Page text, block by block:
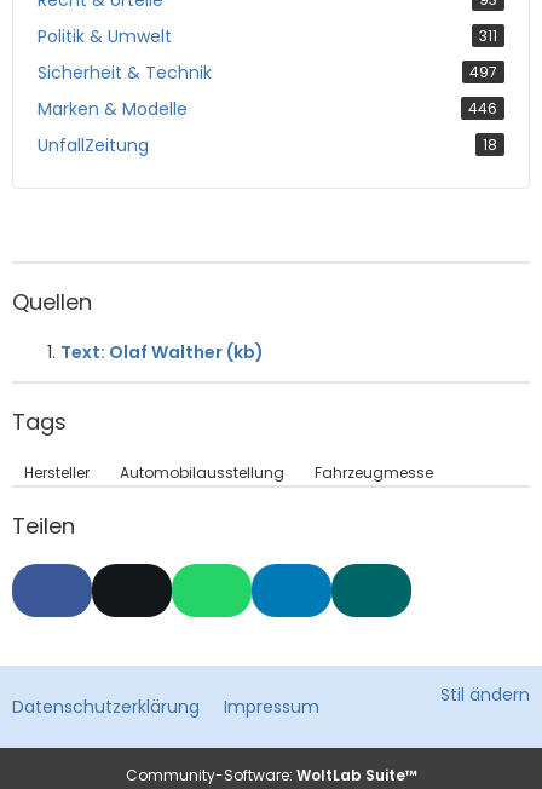
Politik & Umwelt 311
Sicherheit & Technik 497
Marken & Modelle 446
UnfallZeitung 18
Quellen
Text: Olaf Walther (kb)
Tags
Hersteller Automobilausstellung Fahrzeugmesse
Teilen
Stil ändern
Datenschutzerklärung Impressum
Community-Software: WoltLab Suite™